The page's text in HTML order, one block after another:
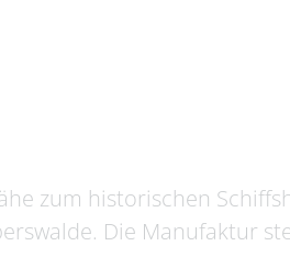
zum historischen
Die Manufaktur